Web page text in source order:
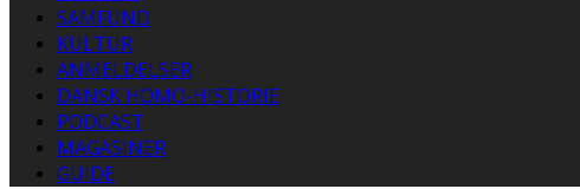
SAMFUND
KULTUR
ANMELDELSER
DANSK HOMO-HISTORIE
PODCAST
MAGASINER
GUIDE